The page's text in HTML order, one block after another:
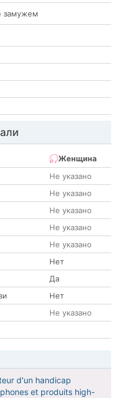
замужем
Женщина
Не указано
Не указано
Не указано
Не указано
Не указано
Нет
Да
Нет
Не указано
d'un handicap
et produits high-